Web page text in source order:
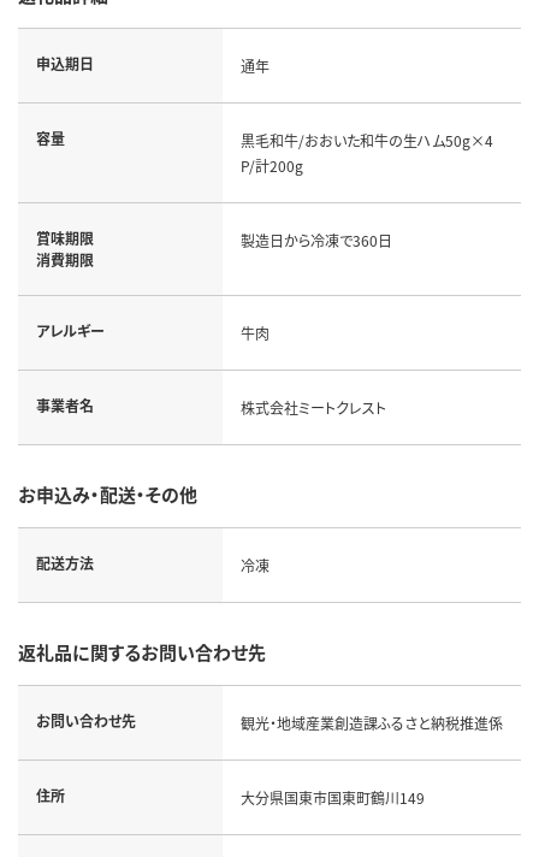
申込期日 通年
容量
黒毛和牛/おおいた和牛の生ハム50g×4
P/計200g
賞味期限
消費期限
製造日から冷凍で360日
アレルギー 牛肉
事業者名 株式会社ミートクレスト
お申込み・配送・その他
配送方法 冷凍
返礼品に関するお問い合わせ先
お問い合わせ先 観光・地域産業創造課ふるさと納税推進係
住所 大分県国東市国東町鶴川149